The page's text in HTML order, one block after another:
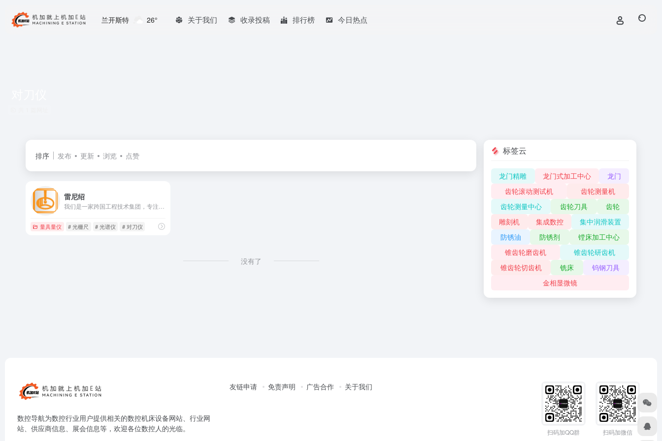
兰开斯特 26° 关于我们 收录投稿 排行榜 今日热点
排序 发布 更新 浏览 点赞
雷尼绍
量具量仪 # 光栅尺 # 光谱仪 # 对刀仪
没有了
标签云
龙门精雕 龙门式加工中心
龙门
齿轮滚动测试机
齿轮测量机
齿轮测量中心
齿轮刀具
齿轮
雕刻机
集成数控
集中润滑装置
防锈油
防锈剂
镗床加工中心
锥齿轮磨齿机
锥齿轮研齿机
锥齿轮切齿机
铣床
钨钢刀具
金相显微镜
数控导航为数控行业用户提供相关的数控机床设备网站、行业网
站、供应商信息、展会信息等，欢迎各位数控人的光临。
友链申请 免责声明 广告合作 关于我们
扫码加QQ群 扫码加微信